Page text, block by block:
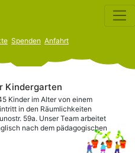
Spenden Anfahrt
Kindergarten
Kinder im Alter von einem
in den Räumlichkeiten
59a. Unser Team arbeitet
nach dem pädagogischen